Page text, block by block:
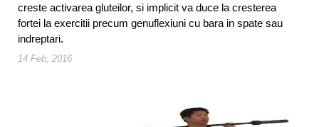
creste activarea gluteilor, si implicit va duce la cresterea
fortei la exercitii precum genuflexiuni cu bara in spate sau
indreptari.
14 Feb, 2016